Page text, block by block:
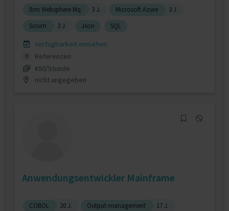
Ibm Websphere Mq
3 J. Microsoft Azure
3 J.
Scrum
3 J. Json SQL
Verfügbarkeit einsehen
0
Referenzen
€80/Stunde
nicht angegeben
Anwendungsentwickler Mainframe
COBOL 20 J. Output-management
17 J.